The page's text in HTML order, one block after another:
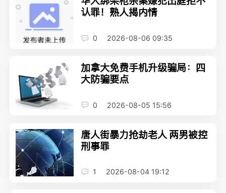
认罪！熟人揭内情
0 2026-08-06 09:35
加拿大免费手机升级骗局：四
大防骗要点
0 2026-08-05 15:56
唐人街暴力抢劫老人 两男被控
刑事罪
1 2026-08-04 19:12